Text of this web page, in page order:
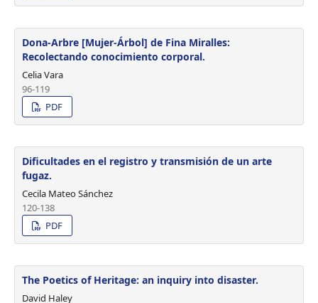
Dona-Arbre [Mujer-Árbol] de Fina Miralles:
Recolectando conocimiento corporal.
Celia Vara
96-119
PDF
Dificultades en el registro y transmisión de un arte
fugaz.
Cecila Mateo Sánchez
120-138
PDF
The Poetics of Heritage: an inquiry into disaster.
David Haley